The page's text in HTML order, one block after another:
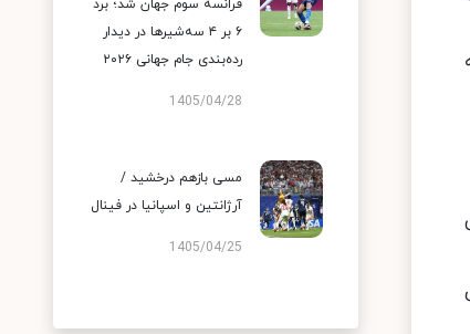
فرانسه سوم جهان شد؛ برد
۶ بر ۴ سه‌شیرها در دیدار
رده‌بندی جام جهانی ۲۰۲۶
1405/04/28
مسی بازهم درخشید /
آرژانتین و اسپانیا در فینال
1405/04/25